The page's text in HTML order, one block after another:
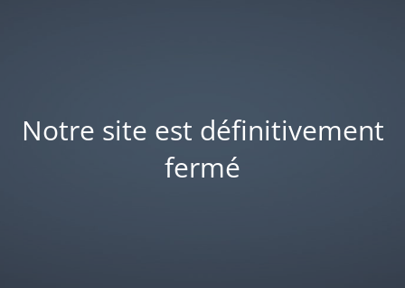
Notre site est définitivement
fermé